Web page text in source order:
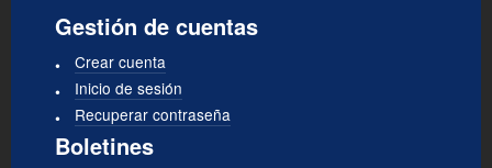
Gestión de cuentas
Crear cuenta
Inicio de sesión
Recuperar contraseña
Boletines